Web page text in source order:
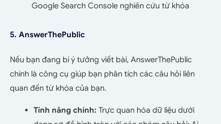
Google Search Console nghiên cứu từ khóa
5. AnswerThePublic
Nếu bạn đang bí ý tưởng viết bài, AnswerThePublic
chính là công cụ giúp bạn phân tích các câu hỏi liên
quan đến từ khóa của bạn.
Tính năng chính: Trực quan hóa dữ liệu dưới